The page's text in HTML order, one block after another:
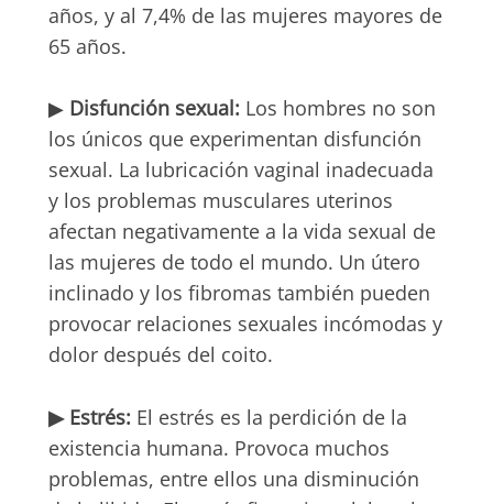
años, y al 7,4% de las mujeres mayores de
65 años.
▶ Disfunción sexual: Los hombres no son
los únicos que experimentan disfunción
sexual. La lubricación vaginal inadecuada
y los problemas musculares uterinos
afectan negativamente a la vida sexual de
las mujeres de todo el mundo. Un útero
inclinado y los fibromas también pueden
provocar relaciones sexuales incómodas y
dolor después del coito.
▶ Estrés: El estrés es la perdición de la
existencia humana. Provoca muchos
problemas, entre ellos una disminución